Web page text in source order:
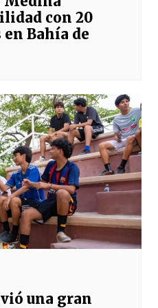
con 20
en Bahía de
una gran